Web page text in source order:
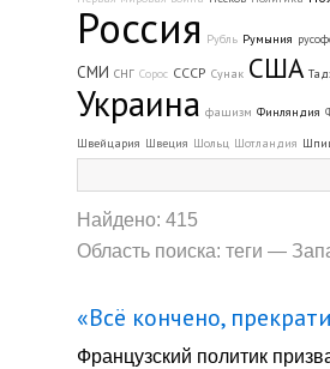
Россия Рубль Румыния
СМИ СНГ Сорос СССР Сунак США
Украина фашизм Финляндия
Швейцария Швеция Шольц Шотландия
Найдено: 415
Область поиска: теги —
«Всё кончено,
Французский политик